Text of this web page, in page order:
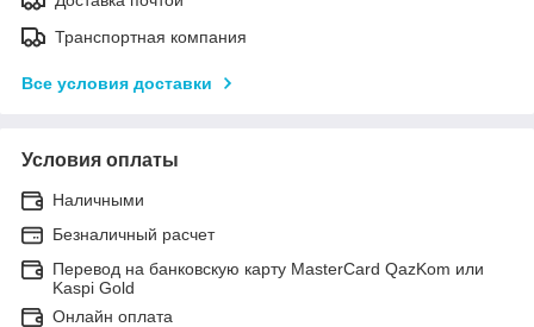
Транспортная компания
Все условия доставки
Условия оплаты
Наличными
Безналичный расчет
Перевод на банковскую карту MasterCard QazKom или
Kaspi Gold
Онлайн оплата